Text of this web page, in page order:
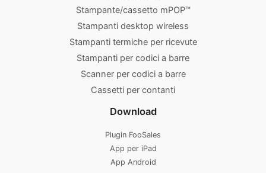
Stampante/cassetto mPOP™
Stampanti desktop wireless
Stampanti termiche per ricevute
Stampanti per codici a barre
Scanner per codici a barre
Cassetti per contanti
Download
Plugin FooSales
App per iPad
App Android